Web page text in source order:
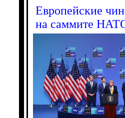
Европейские
на саммите